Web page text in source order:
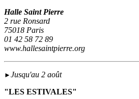
Halle Saint Pierre
2 rue Ronsard
75018 Paris
01 42 58 72 89
www.hallesaintpierre.org
► Jusqu'au 2 août
"LES ESTIVALES"